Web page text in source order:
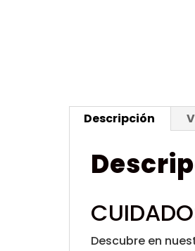
Descripción
Descubre en